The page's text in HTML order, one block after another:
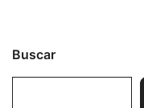
Buscar